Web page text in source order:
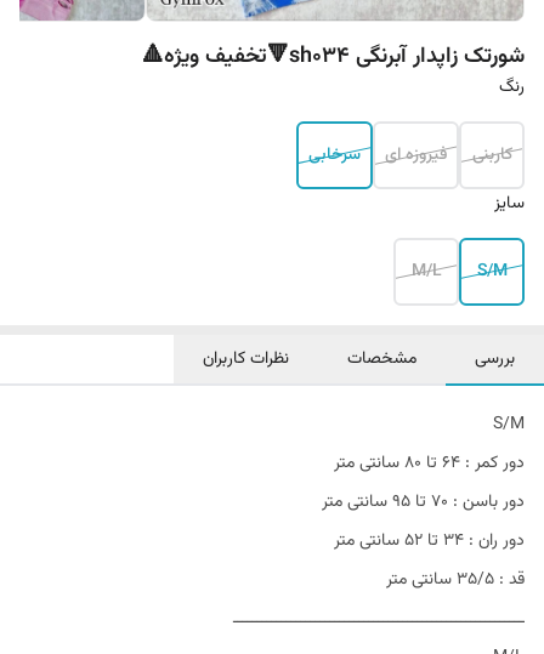
شورتک زاپدار آبرنگی sh034🔻تخفیف ویژه🔺
رنگ
کاربنی فیروزه ای
سرخابی
سایز
S/M
M/L
بررسی مشخصات نظرات کاربران
S/M
دور کمر : ۶۴ تا ۸۰ سانتی متر
دور باسن : ۷۰ تا ۹۵ سانتی متر
دور ران : ۳۴ تا ۵۲ سانتی متر
قد : ۳۵/۵ سانتی متر
ــــــــــــــــــــــــــــــــــــــــــــــــــــــــــــ